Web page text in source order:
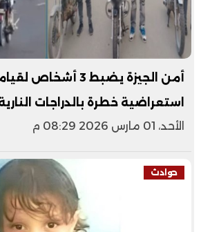
أمن الجيزة يضبط 3
استعراضية خطرة بالدراجات
الأحد، 01 مارس 2026 08:29 م
حوادث